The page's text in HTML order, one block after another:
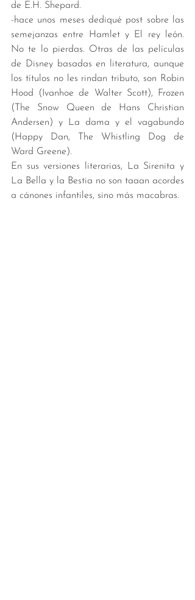
de E.H. Shepard.
-hace unos meses dediqué post sobre las
semejanzas entre Hamlet y El rey león.
No te lo pierdas. Otras de las películas
de Disney basadas en literatura, aunque
los títulos no les rindan tributo, son Robin
Hood (Ivanhoe de Walter Scott), Frozen
(The Snow Queen de Hans Christian
Andersen) y La dama y el vagabundo
(Happy Dan, The Whistling Dog de
Ward Greene).
En sus versiones literarias, La Sirenita y
La Bella y la Bestia no son taaan acordes
a cánones infantiles, sino más macabras.